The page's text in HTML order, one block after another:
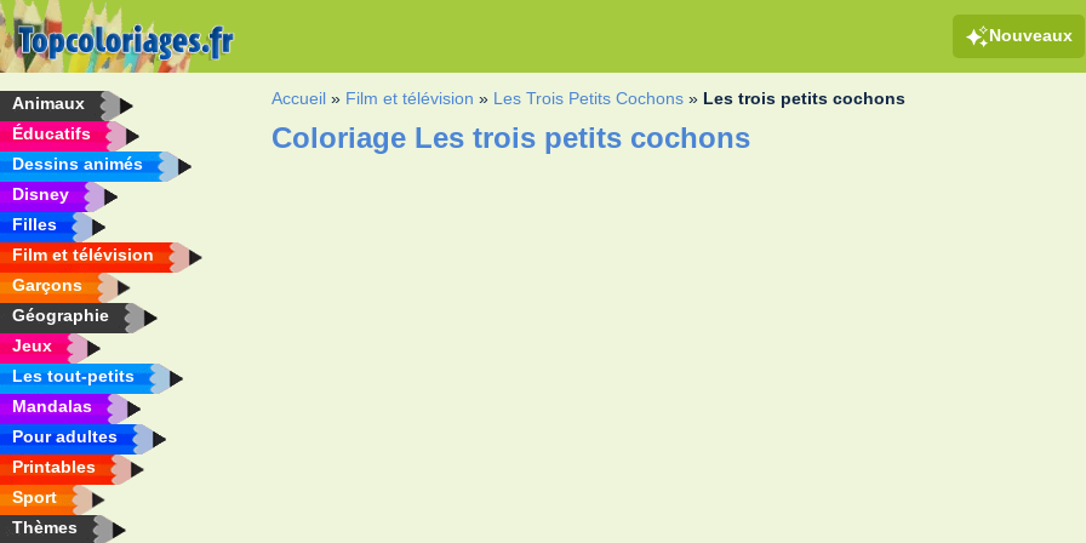
Nouveaux
Animaux
Éducatifs
Dessins animés
Disney
Filles
Film et télévision
Garçons
Géographie
Jeux
Les tout-petits
Mandalas
Pour adultes
Printables
Sport
Thèmes
Accueil » Film et télévision » Les Trois Petits Cochons » Les trois petits cochons
Coloriage Les trois petits cochons